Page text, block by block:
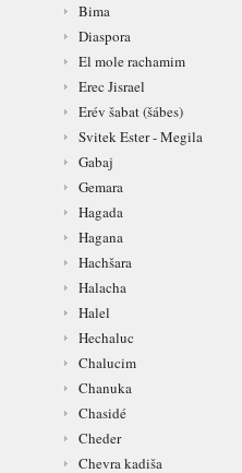
Bima
Diaspora
El mole rachamim
Erec Jisrael
Erév šabat (šábes)
Svitek Ester - Megila
Gabaj
Gemara
Hagada
Hagana
Hachšara
Halacha
Halel
Hechaluc
Chalucim
Chanuka
Chasidé
Cheder
Chevra kadiša